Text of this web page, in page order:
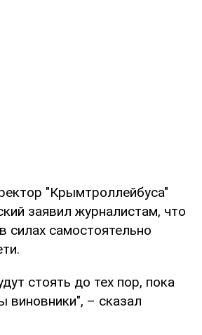
"Крымтроллейбуса"
заявил журналистам, что
силах самостоятельно
стоять до тех пор, пока
виновники", – сказал